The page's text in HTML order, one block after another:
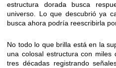
estructura dorada busca
universo. Lo que descubrió ya
busca ahora podría reescribirla
No todo lo que brilla está en la
una colosal estructura con miles
tres décadas registrando